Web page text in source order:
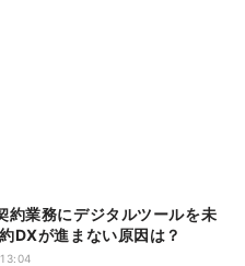
約業務にデジタルツールを未
DXが進まない原因は？